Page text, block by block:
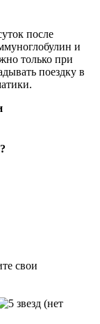
после
и
только при
поездку в
свои
(нет